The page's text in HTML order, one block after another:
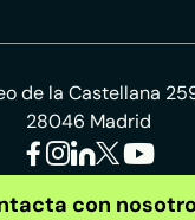
de la Castellana
28046 Madrid
con